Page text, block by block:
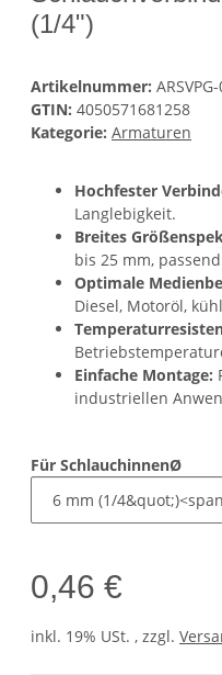
(1/4")
Artikelnummer:
GTIN: 4050571681258
Kategorie: Armaturen
Hochfester
Langlebigkeit.
Breites
bis 25 mm,
Optimale
Diesel, Motoröl,
Einfache Montage:
industriellen
Für SchlauchinnenØ
0,46 €
inkl. 19% USt. , zzgl.